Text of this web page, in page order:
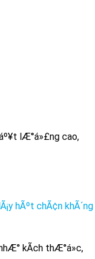
lÆ°á»£ng cao,
hÃºt chÃ¢n khÃ´ng
kÃ­ch thÆ°á»c,